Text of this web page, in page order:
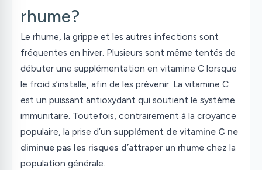
rhume?
Le rhume, la grippe et les autres infections sont
fréquentes en hiver. Plusieurs sont même tentés de
débuter une supplémentation en vitamine C lorsque
le froid s’installe, afin de les prévenir. La vitamine C
est un puissant antioxydant qui soutient le système
immunitaire. Toutefois, contrairement à la croyance
populaire, la prise d’unsupplément de vitamine C ne
diminue pas les risques d’attraper un rhume chez la
population générale.